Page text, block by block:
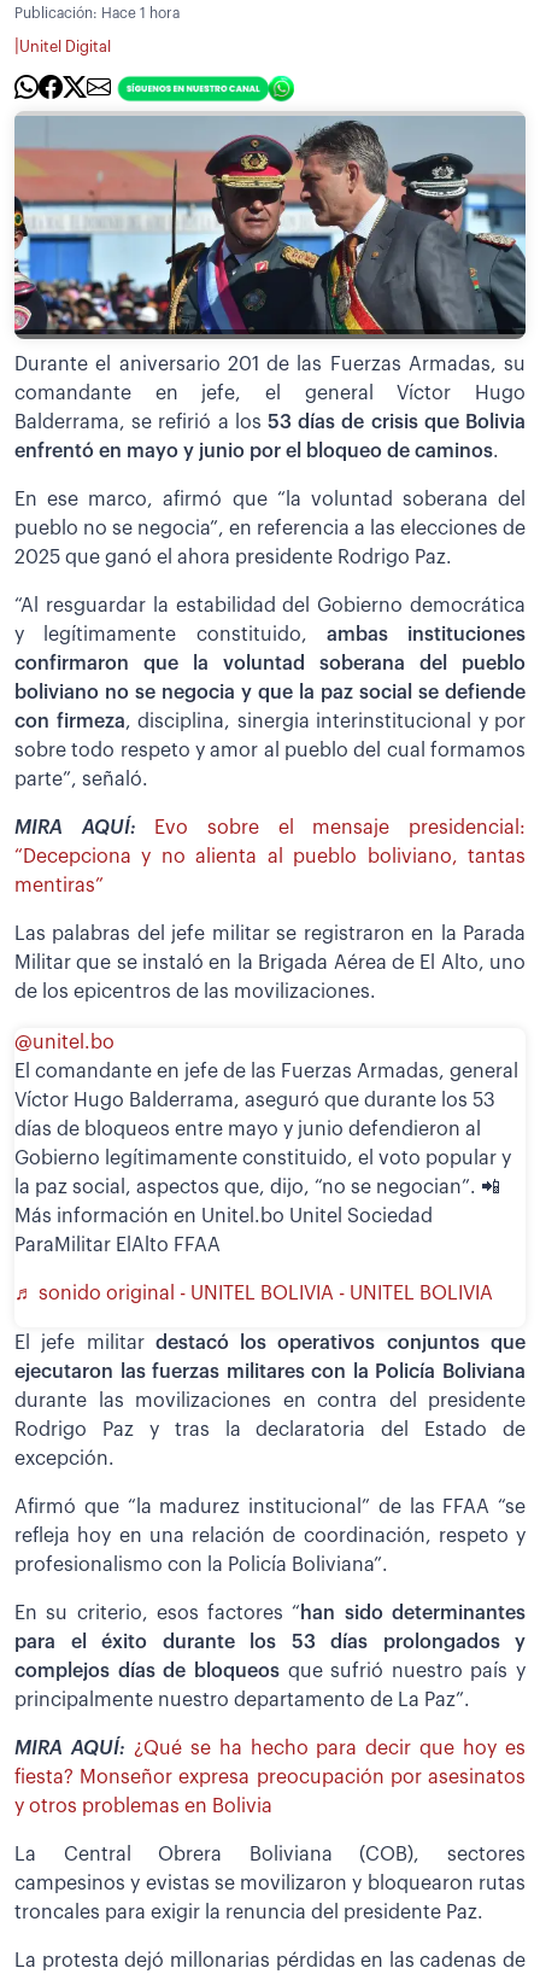
Publicación: Hace 1 hora
Unitel Digital
Durante el aniversario 201 de las Fuerzas Armadas, su
comandante en jefe, el general Víctor Hugo
Balderrama, se refirió a los 53 días de crisis que Bolivia
enfrentó en mayo y junio por el bloqueo de caminos.
En ese marco, afirmó que “la voluntad soberana del
pueblo no se negocia”, en referencia a las elecciones de
2025 que ganó el ahora presidente Rodrigo Paz.
“Al resguardar la estabilidad del Gobierno democrática
y legítimamente constituido, ambas instituciones
confirmaron que la voluntad soberana del pueblo
boliviano no se negocia y que la paz social se defiende
con firmeza, disciplina, sinergia interinstitucional y por
sobre todo respeto y amor al pueblo del cual formamos
parte”, señaló.
MIRA AQUÍ:
Evo sobre el mensaje presidencial:
“Decepciona y no alienta al pueblo boliviano, tantas
mentiras”
Las palabras del jefe militar se registraron en la Parada
Militar que se instaló en la Brigada Aérea de El Alto, uno
de los epicentros de las movilizaciones.
@unitel.bo
El comandante en jefe de las Fuerzas Armadas, general
Víctor Hugo Balderrama, aseguró que durante los 53
días de bloqueos entre mayo y junio defendieron al
Gobierno legítimamente constituido, el voto popular y
la paz social, aspectos que, dijo, “no se negocian”. 📲
Más información en Unitel.bo Unitel Sociedad
ParaMilitar ElAlto FFAA
♬ sonido original - UNITEL BOLIVIA - UNITEL BOLIVIA
El jefe militar destacó los operativos conjuntos que
ejecutaron las fuerzas militares con la Policía Boliviana
durante las movilizaciones en contra del presidente
Rodrigo Paz y tras la declaratoria del Estado de
excepción.
Afirmó que “la madurez institucional” de las FFAA “se
refleja hoy en una relación de coordinación, respeto y
profesionalismo con la Policía Boliviana”.
En su criterio, esos factores “ han sido determinantes
para el éxito durante los 53 días prolongados y
complejos días de bloqueos que sufrió nuestro país y
principalmente nuestro departamento de La Paz”.
MIRA AQUÍ: ¿Qué se ha hecho para decir que hoy es
fiesta? Monseñor expresa preocupación por asesinatos
y otros problemas en Bolivia
La Central Obrera Boliviana (COB), sectores
campesinos y evistas se movilizaron y bloquearon rutas
troncales para exigir la renuncia del presidente Paz.
La protesta dejó millonarias pérdidas en las cadenas de